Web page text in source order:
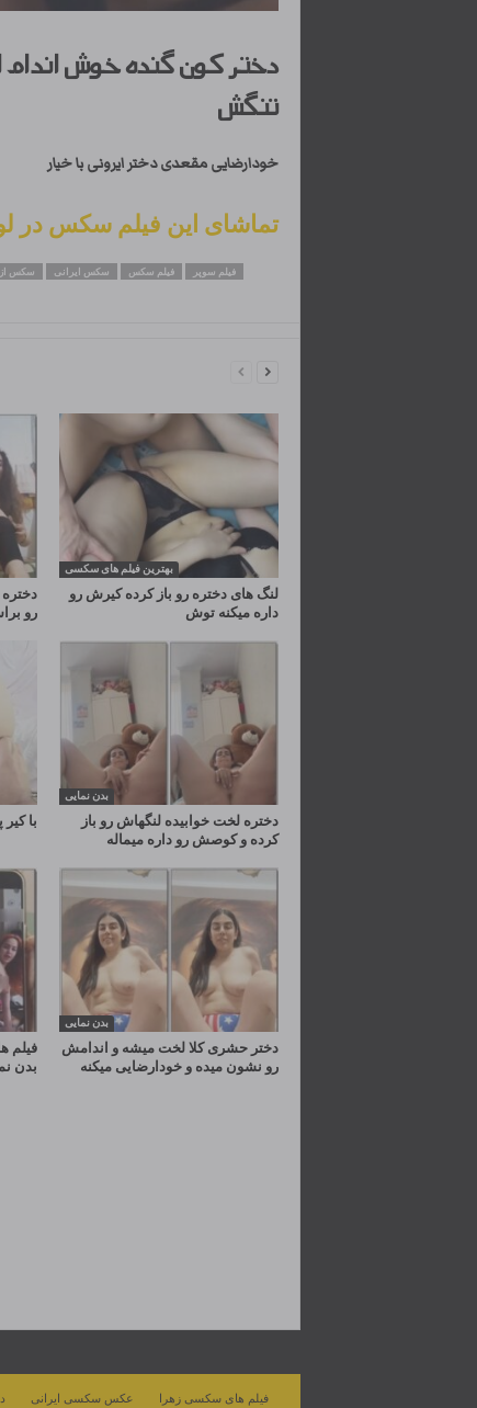
دختر کون گنده خوش اندام
تنگش
خودارضایی مقعدی دختر ایرونی با خیار
تماشای این فیلم سکس در
سکس سکس ایرانی فیلم سکس
فیلم سوپر
رو
بهترین فیلم های سکسی
لنگ های دختره رو باز کرده کیرش رو
داره میکنه توش
با
بدن نمایی
دختره لخت خوابیده لنگهاش رو باز
کرده و کوصش رو داره میماله
فیلم
بدن
بدن نمایی
دختر حشری کلا لخت میشه و اندامش
رو نشون میده و خودارضایی میکنه
عکس سکسی ایرانی فیلم های سکسی زهرا